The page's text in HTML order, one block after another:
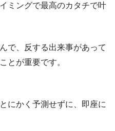
ミングで最高のカタチで叶
で、反する出来事があって
とが重要です。
にかく予測せずに、即座に